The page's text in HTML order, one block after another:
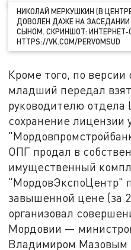
НИКОЛАЙ МЕРКУШКИН (В
ДОВОЛЕН ДАЖЕ НА
СЫНОМ. СКРИНШОТ: ИНТЕРНЕТ-
HTTPS://VK.COM/PERVOMSUD
Кроме того, по
младший передал
руководителю
сохранение лицензии
ОПГ продал в
имущественный
"МордовЭкспоЦентр"
завышенной цене (за
организовал
Мордовии —
Владимиром Мазовым